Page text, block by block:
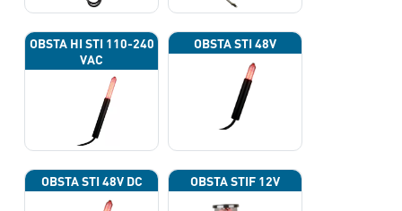
OBSTA HI STI 110-240
VAC
OBSTA STI 48V
OBSTA STI 48V DC OBSTA STIF 12V